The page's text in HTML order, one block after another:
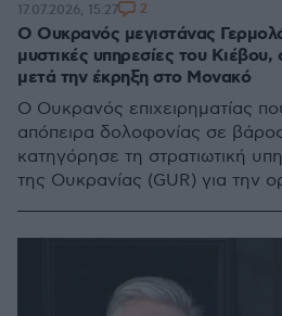
Ο Ουκρανός μεγιστάνας
μυστικές υπηρεσίες του
μετά την έκρηξη στο Μονακό
Ο Ουκρανός επιχειρηματίας
απόπειρα δολοφονίας σε
κατηγόρησε τη στρατιωτική
της Ουκρανίας (GUR) για την
17.07.2026, 15:27 2